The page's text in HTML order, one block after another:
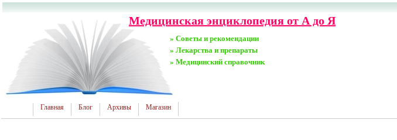
Медицинская энциклопедия от А до Я
» Советы и рекомендации
» Лекарства и препараты
» Медицинский справочник
Главная Блог Архивы Магазин